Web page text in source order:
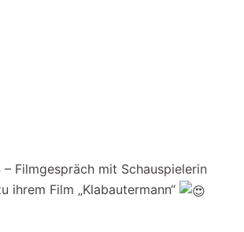
Filmgespräch mit Schauspielerin
ihrem Film „Klabautermann“